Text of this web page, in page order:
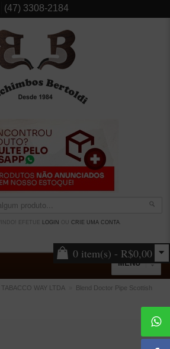
(47) 3308-2184
EFETUE LOGIN CRIE UMA CONTA.
0 item(s) - R$0,00
MENU
WAY LTDA
Blend Doctor Pipe Scottish